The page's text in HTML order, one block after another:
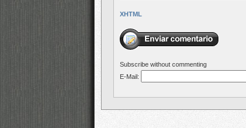
XHTML
Subscribe without commenting
E-Mail: